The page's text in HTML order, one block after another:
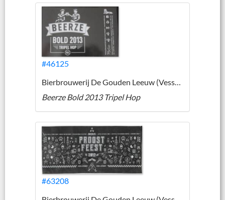
#46125
Bierbrouwerij De Gouden Leeuw (Vessem)
Beerze Bold 2013 Tripel Hop
#63208